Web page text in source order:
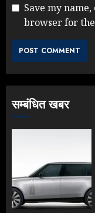
Save my
browser for
सम्बंधित खबर